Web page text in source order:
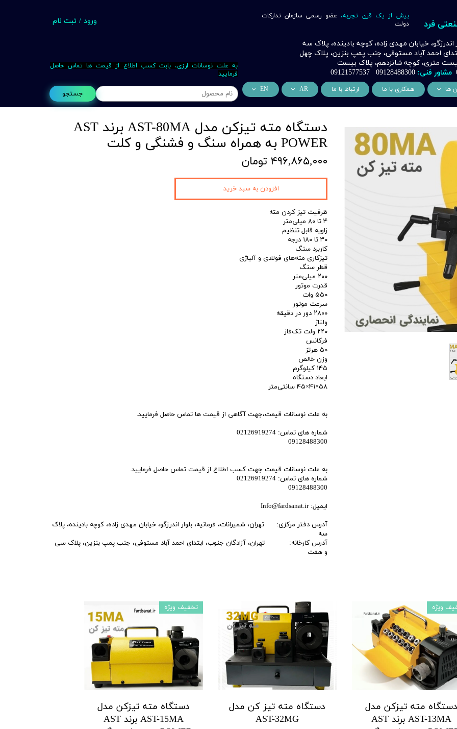
جستجو
اندرزگو، خیابان مهدی زاده، کوچه بادینده، پلاک سه
احمد آباد مستوفی، جنب پمپ بنزین، پلاک چهل
بیست متری، کوچه شانزدهم، پلاک بیست
مشاور فنی:
فرد
بیش از یک قرن تجربه، عضو رسمی سازمان تدارکات
دولت
ورود / ثبت نام
خروج از حساب کاربری
ها
فرد
خورشیدی فرد
همکاری با ما ارتباط با ما AR
التعاون التجاري
EN
Business Cooperation
به علت نوسانات ارزی، بابت کسب اطلاع از قیمت ها تماس حاصل
فرمایید
دستگاه مته تیزکن مدل AST-80MA برند AST
POWER به همراه سنگ و فشنگی و کلت
۴۹۶,۸۶۵,۰۰۰ تومان
ظرفیت تیز کردن مته
۴ تا ۸۰ میلی‌متر
زاویه قابل تنظیم
۳۰ تا ۱۸۰ درجه
کاربرد سنگ
تیزکاری مته‌های فولادی و آلیاژی
قطر سنگ
۲۰۰ میلی‌متر
قدرت موتور
۵۵۰ وات
سرعت موتور
۲۸۰۰ دور در دقیقه
ولتاژ
۲۲۰ ولت تک‌فاز
فرکانس
۵۰ هرتز
وزن خالص
۱۴۵ کیلوگرم
ابعاد دستگاه
۵۸×۴۱×۴۵ سانتی‌متر
به علت نوسانات قیمت،جهت آگاهی از قیمت ها تماس حاصل فرمایید.
شماره های تماس: 02126919274
09128488300
به علت نوسانات قیمت جهت کسب اطلاع از قیمت تماس حاصل فرمایید.
شماره های تماس: 02126919274
09128488300
ایمیل: Info@fardsanat.ir
آدرس دفتر مرکزی: تهران، شمیرانات، فرمانیه، بلوار اندرزگو، خیابان مهدی زاده، کوچه بادینده، پلاک
سه
آدرس کارخانه: تهران، آزادگان جنوب، ابتدای احمد آباد مستوفی، جنب پمپ بنزین، پلاک سی
و هفت
افزودن به سبد خرید
دستگاه مته تیزکن مدل
AST-13MA برند AST
ویژه
دستگاه مته تیز کن مدل
AST-32MG
دستگاه مته تیزکن مدل
AST-15MA برند AST
تخفیف ویژه